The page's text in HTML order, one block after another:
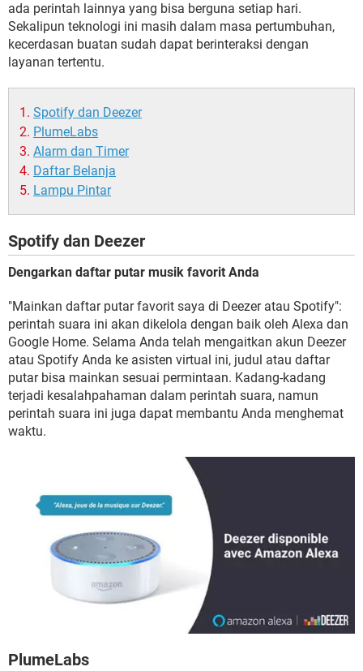
ada perintah lainnya yang bisa berguna setiap hari.
Sekalipun teknologi ini masih dalam masa pertumbuhan,
kecerdasan buatan sudah dapat berinteraksi dengan
layanan tertentu.
Spotify dan Deezer
PlumeLabs
Alarm dan Timer
Daftar Belanja
Lampu Pintar
Spotify dan Deezer
Dengarkan daftar putar musik favorit Anda
"Mainkan daftar putar favorit saya di Deezer atau Spotify":
perintah suara ini akan dikelola dengan baik oleh Alexa dan
Google Home. Selama Anda telah mengaitkan akun Deezer
atau Spotify Anda ke asisten virtual ini, judul atau daftar
putar bisa mainkan sesuai permintaan. Kadang-kadang
terjadi kesalahpahaman dalam perintah suara, namun
perintah suara ini juga dapat membantu Anda menghemat
waktu.
PlumeLabs